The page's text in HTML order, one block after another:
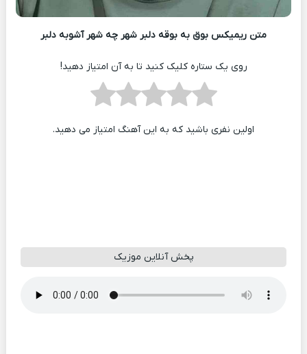
متن ریمیکس بوق به بوقه دلبر شهر چه شهر آشوبه دلبر
روی یک ستاره کلیک کنید تا به آن امتیاز دهید!
اولین نفری باشید که به این آهنگ امتیاز می دهید.
پخش آنلاین موزیک